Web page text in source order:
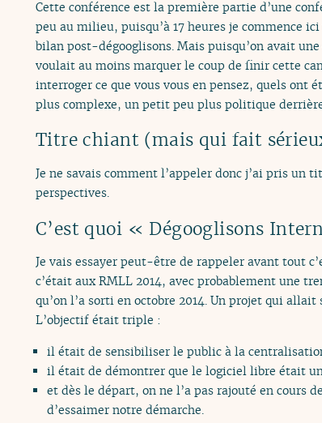
Cette conférence est la première partie d’une
peu au milieu, puisqu’à 17 heures je commence
bilan post-dégooglisons. Mais puisqu’on avait
voulait au moins marquer le coup de finir cette
interroger ce que vous vous en pensez, quels ont
plus complexe, un petit peu plus politique
Titre chiant (mais qui fait
Je ne savais comment l’appeler donc j’ai pris
perspectives.
C’est quoi « Dégooglisons
Je vais essayer peut-être de rappeler avant tout
c’était aux RMLL 2014, avec probablement une
qu’on l’a sorti en octobre 2014. Un projet qui
L’objectif était triple :
il était de sensibiliser le public à la
il était de démontrer que le logiciel libre était
et dès le départ, on ne l’a pas rajouté en cours
d’essaimer notre démarche.